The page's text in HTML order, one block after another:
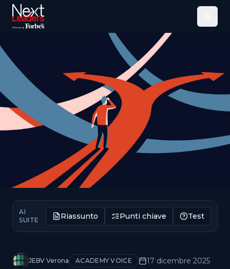
AI
SUITE
Riassunto Punti chiave Test
JEBV Verona ACADEMY VOICE
17 dicembre 2025